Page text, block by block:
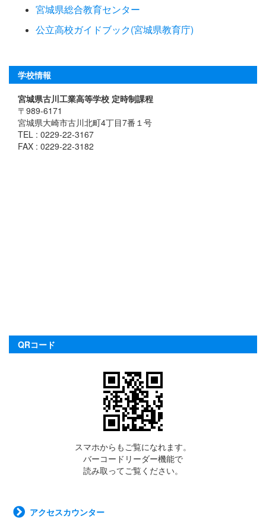
宮城県総合教育センター
公立高校ガイドブック(宮城県教育庁)
学校情報
宮城県古川工業高等学校 定時制課程
〒989-6171
宮城県大崎市古川北町4丁目7番１号
TEL : 0229-22-3167
FAX : 0229-22-3182
QRコード
スマホからもご覧になれます。
バーコードリーダー機能で
読み取ってご覧ください。
アクセスカウンター